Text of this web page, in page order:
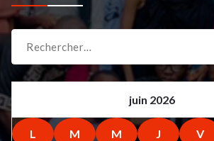
pour :
juin 2026
L M M J V